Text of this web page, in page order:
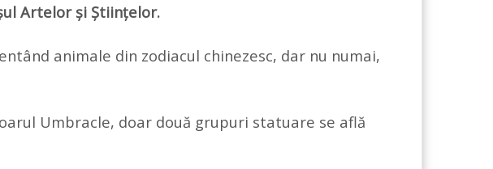
Artelor și Științelor.
animale din zodiacul chinezesc, dar nu numai,
Umbracle, doar două grupuri statuare se află